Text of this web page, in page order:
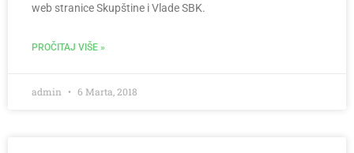
web stranice Skupštine i Vlade SBK.
PROČITAJ VIŠE »
admin 6 Marta, 2018